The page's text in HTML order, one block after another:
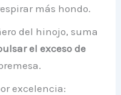
más hondo.
del hinojo, suma
el exceso de
excelencia: